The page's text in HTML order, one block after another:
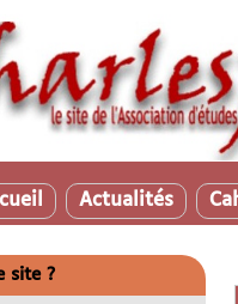
Actualités
site ?